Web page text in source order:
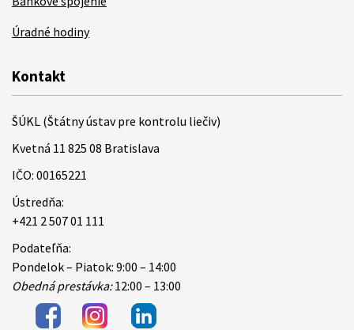
Úradné hodiny
Kontakt
ŠÚKL (Štátny ústav pre kontrolu liečiv)
Kvetná 11 825 08 Bratislava
IČO: 00165221
Ústredňa:
+421 2 507 01 111
Podateľňa:
Pondelok – Piatok: 9:00 – 14:00
Obedná prestávka:12:00 – 13:00